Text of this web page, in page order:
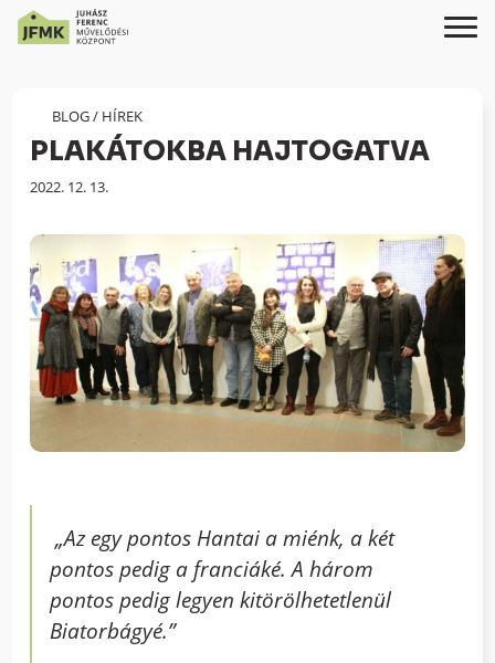
Content
navigációhoz
BLOG/ HÍREK
PLAKÁTOKBA HAJTOGATVA
Megjelenés
2022. 12. 13.
„Az egy pontos Hantai a miénk, a két
pontos pedig a franciáké. A három
pontos pedig legyen kitörölhetetlenül
Biatorbágyé.”